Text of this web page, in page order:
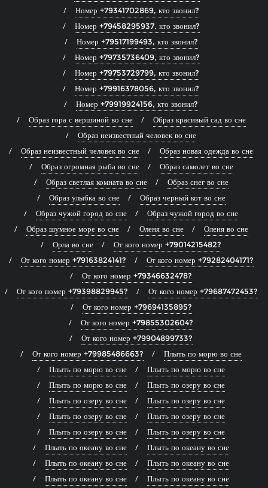
Номер +79341702869, кто звонил?
Номер +79458295937, кто звонил?
Номер +79517199493, кто звонил?
Номер +79735736409, кто звонил?
Номер +79753729799, кто звонил?
Номер +79916378056, кто звонил?
Номер +79919924156, кто звонил?
Образ гора с вершиной во сне
Образ красивый сад во сне
Образ неизвестный человек во сне
Образ неизвестный человек во сне
Образ новая одежда во сне
Образ огромная рыба во сне
Образ самолет во сне
Образ светлая комната во сне
Образ снег во сне
Образ улыбка во сне
Образ черный кот во сне
Образ чужой город во сне
Образ чужой город во сне
Образ шумное море во сне
Оленя во сне
Оленя во сне
Орла во сне
От кого номер +79014215482?
От кого номер +79163824141?
От кого номер +79282404171?
От кого номер +79346632478?
От кого номер +79398829945?
От кого номер +79687472453?
От кого номер +79694135895?
От кого номер +79855302604?
От кого номер +79904899733?
От кого номер +79985486663?
Плыть по морю во сне
Плыть по морю во сне
Плыть по морю во сне
Плыть по морю во сне
Плыть по озеру во сне
Плыть по озеру во сне
Плыть по озеру во сне
Плыть по озеру во сне
Плыть по озеру во сне
Плыть по озеру во сне
Плыть по озеру во сне
Плыть по океану во сне
Плыть по океану во сне
Плыть по океану во сне
Плыть по океану во сне
Плыть по океану во сне
Плыть по океану во сне